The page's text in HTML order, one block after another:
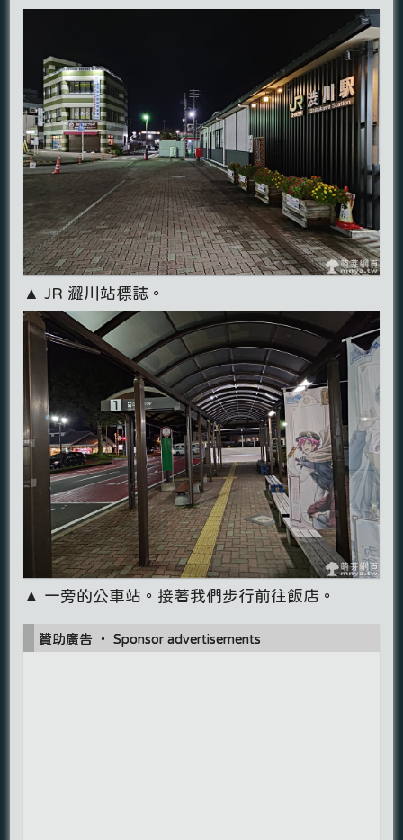
▲ JR 澀川站標誌。
▲ 一旁的公車站。接著我們步行前往飯店。
贊助廣告 ‧ Sponsor advertisements